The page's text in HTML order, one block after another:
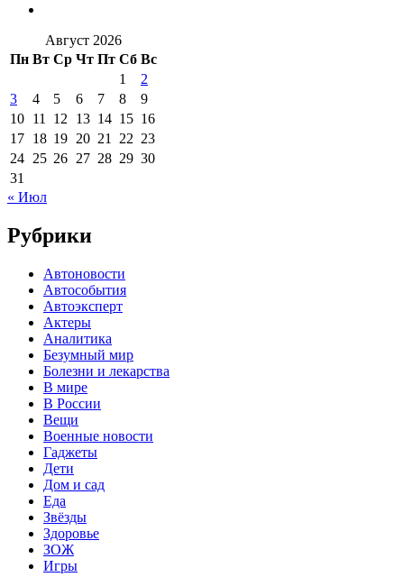
Август 2026
Пн Вт Ср Чт Пт Сб Вс
1
2
3
4 5 6 7 8
9
10 11 12 13 14 15 16
17 18 19 20 21 22 23
24 25 26 27 28 29 30
31
« Июл
Рубрики
Автоновости
Автособытия
Автоэксперт
Актеры
Аналитика
Безумный мир
Болезни и лекарства
В мире
В России
Вещи
Военные новости
Гаджеты
Дети
Дом и сад
Еда
Звёзды
Здоровье
ЗОЖ
Игры